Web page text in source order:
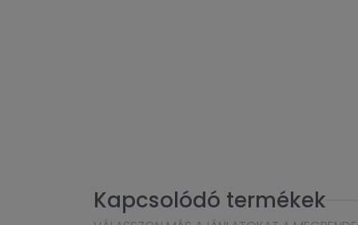
Kapcsolódó termékek